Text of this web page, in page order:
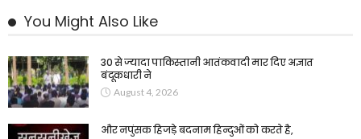
You Might Also Like
30 से ज्यादा पाकिस्तानी आतंकवादी मार दिए अज्ञात
बंदूकधारी ने
August 4, 2026
और नपुंसक हिजड़े बदनाम हिन्दुओं को करते है,